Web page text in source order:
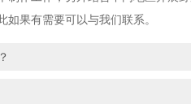
果有需要可以与我们联系。